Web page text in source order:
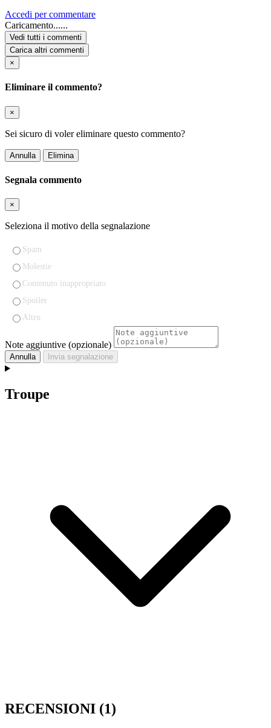
Accedi per commentare
Caricamento......
Vedi tutti i commenti
Carica altri commenti
×
Eliminare il commento?
×
Sei sicuro di voler eliminare questo commento?
Annulla Elimina
Segnala commento
×
Seleziona il motivo della segnalazione
Spam
Molestie
Contenuto inappropriato
Spoiler
Altro
Note aggiuntive (opzionale)
Annulla Invia segnalazione
Troupe
RECENSIONI (1)